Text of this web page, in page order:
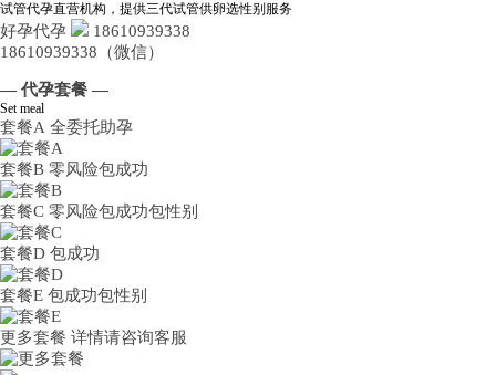
试管代孕直营机构，提供三代试管供卵选性别服务
好孕代孕
18610939338
18610939338（微信）
— 代孕套餐 —
Set meal
套餐A 全委托助孕
套餐B 零风险包成功
套餐C 零风险包成功包性别
套餐D 包成功
套餐E 包成功包性别
更多套餐 详情请咨询客服